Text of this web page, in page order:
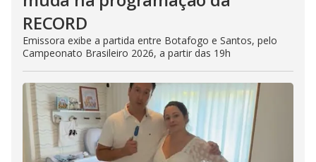
RECORD
Emissora exibe a partida entre Botafogo e Santos, pelo
Campeonato Brasileiro 2026, a partir das 19h